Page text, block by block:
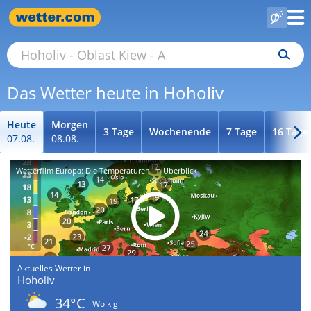
Das Wetter heute in Hoholiv
Heute
07.08.
Morgen
08.08.
3 Tage Wochenende 7 Tage 16 Tage
Wetterfilm Europa: Die Temperaturen im Überblick
Aktuelles Wetter in
Hoholiv
34°C
Wolkig